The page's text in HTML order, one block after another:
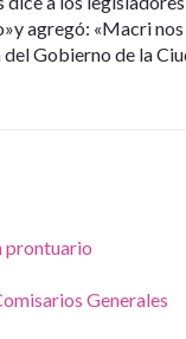
agregó: «Macri
Gobierno de la
prontuario
Generales